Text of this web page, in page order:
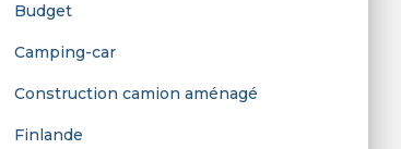
Budget
Camping-car
Construction camion aménagé
Finlande